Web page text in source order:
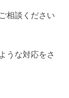
相談ください
うな対応をさ